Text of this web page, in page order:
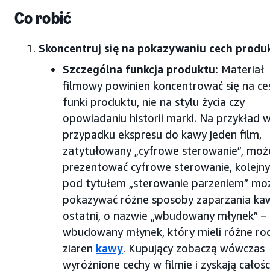
Co robić
Skoncentruj się na pokazywaniu cech
Szczególna funkcja produktu: Materiał
filmowy powinien koncentrować się na
funki produktu, nie na stylu życia czy
opowiadaniu historii marki. Na przykład
przypadku ekspresu do kawy jeden film,
zatytułowany „cyfrowe sterowanie”,
prezentować cyfrowe sterowanie,
pod tytułem „sterowanie parzeniem”
pokazywać różne sposoby zaparzania
ostatni, o nazwie „wbudowany młynek” –
wbudowany młynek, który mieli różne
ziaren kawy. Kupujący zobaczą wówczas
wyróżnione cechy w filmie i zyskają